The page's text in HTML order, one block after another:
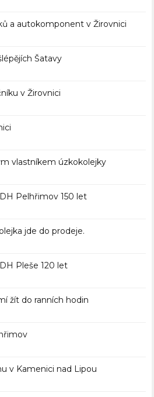
a autokomponent v Žirovnici
Šatavy
v Žirovnici
vlastníkem úzkokolejky
Pelhřimov 150 let
jde do prodeje.
Pleše 120 let
žít do ranních hodin
v Kamenici nad Lipou